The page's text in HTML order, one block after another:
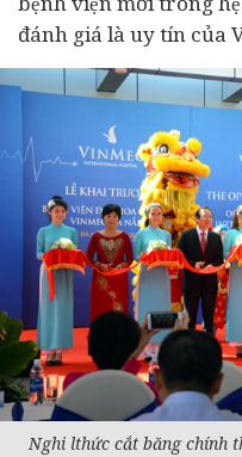
đánh giá là uy tín của
Nghi lthức cắt băng chính